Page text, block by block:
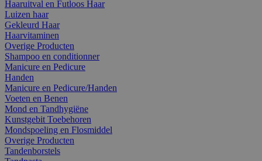
Haaruitval en Futloos Haar
Luizen haar
Gekleurd Haar
Haarvitaminen
Overige Producten
Shampoo en conditionner
Manicure en Pedicure
Handen
Manicure en Pedicure/Handen
Voeten en Benen
Mond en Tandhygiëne
Kunstgebit Toebehoren
Mondspoeling en Flosmiddel
Overige Producten
Tandenborstels